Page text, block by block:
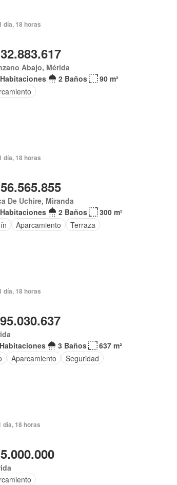
día, 18 horas
Abajo, Mérida
2 Baños
90 m²
día, 18 horas
De Uchire, Miranda
2 Baños
300 m²
Aparcamiento Terraza
día, 18 horas
3 Baños
637 m²
Aparcamiento Seguridad
día, 18 horas